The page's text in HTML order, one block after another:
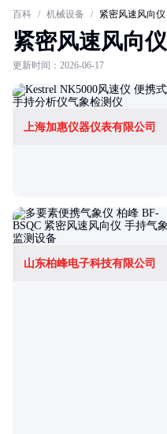
百科 / 机械设备 / 紧密风速风向仪
紧密风速风向仪
更新时间：2026-06-17
上海加惠仪器仪表有限公司
山东柏峰电子科技有限公司